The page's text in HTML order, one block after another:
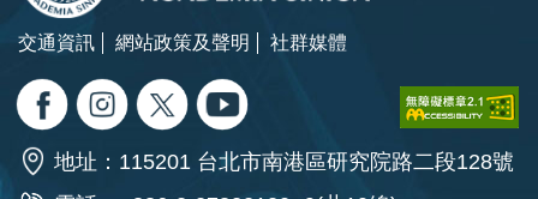
交通資訊 網站政策及聲明 社群媒體
地址：115201 台北市南港區研究院路二段128號